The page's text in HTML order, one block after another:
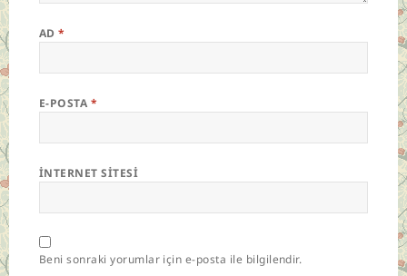
AD*
E-POSTA *
İNTERNET SITESI
Beni sonraki yorumlar için e-posta ile bilgilendir.